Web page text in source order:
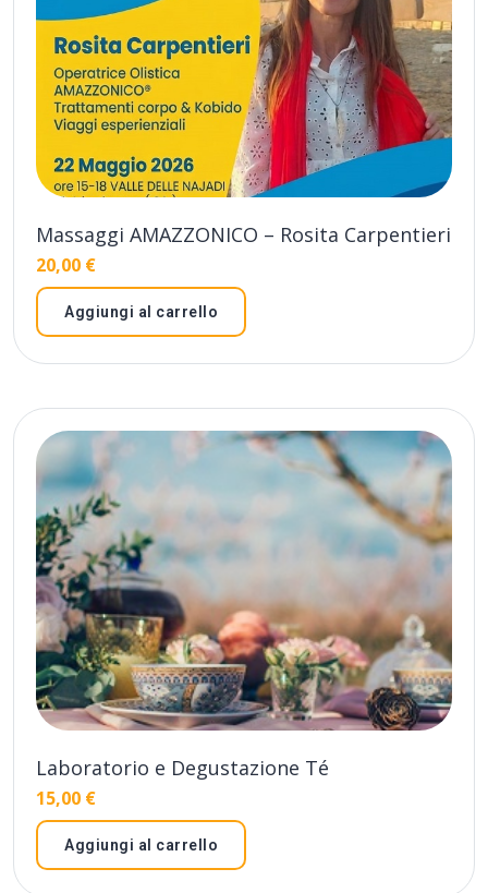
Massaggi AMAZZONICO – Rosita Carpentieri
20,00 €
Aggiungi al carrello
Laboratorio e Degustazione Té
15,00 €
Aggiungi al carrello